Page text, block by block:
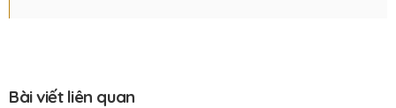
Bài viết liên quan